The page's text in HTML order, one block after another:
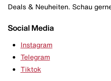
Deals & Neuheiten. Schau
Social Media
Instagram
Telegram
Tiktok